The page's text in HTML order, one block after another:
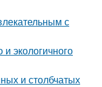
с
экологичного
и столбчатых